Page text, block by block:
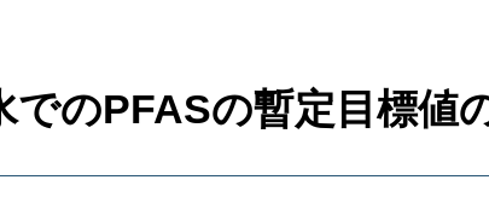
でのPFASの暫定目標値